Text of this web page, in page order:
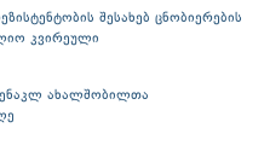
შესახებ ცნობიერების
კვირეული
ახალშობილთა